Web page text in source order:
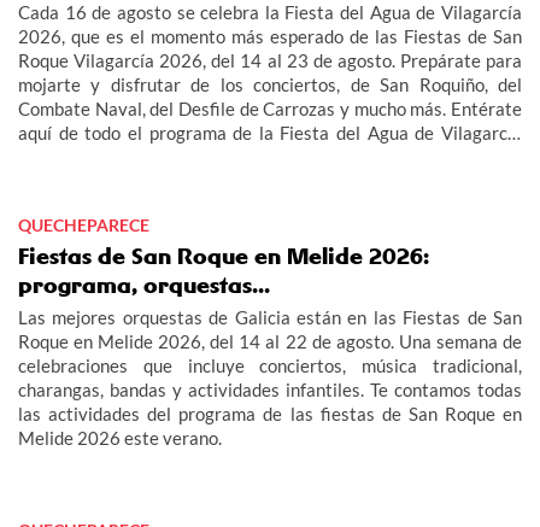
Cada 16 de agosto se celebra la Fiesta del Agua de Vilagarcía
2026, que es el momento más esperado de las Fiestas de San
Roque Vilagarcía 2026, del 14 al 23 de agosto. Prepárate para
mojarte y disfrutar de los conciertos, de San Roquiño, del
Combate Naval, del Desfile de Carrozas y mucho más. Entérate
aquí de todo el programa de la Fiesta del Agua de Vilagarcía
QUECHEPARECE
Fiestas de San Roque en Melide 2026:
programa, orquestas...
Las mejores orquestas de Galicia están en las Fiestas de San
Roque en Melide 2026, del 14 al 22 de agosto. Una semana de
celebraciones que incluye conciertos, música tradicional,
charangas, bandas y actividades infantiles. Te contamos todas
las actividades del programa de las fiestas de San Roque en
Melide 2026 este verano.